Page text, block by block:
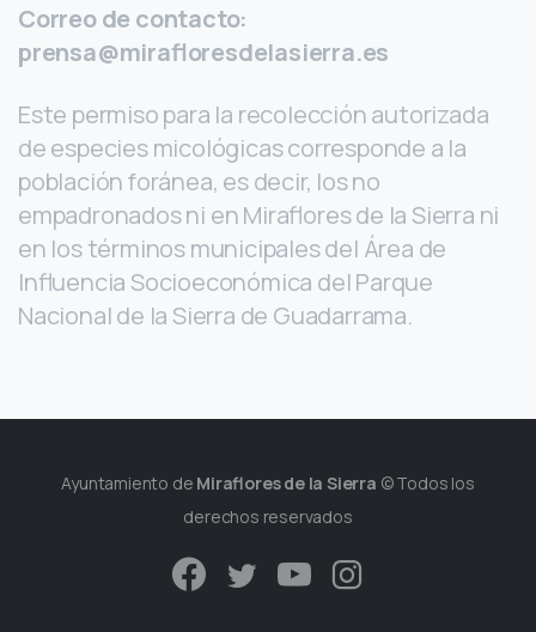
Correo de contacto:
prensa@mirafloresdelasierra.es
Este permiso para la recolección autorizada
de especies micológicas corresponde a la
población foránea, es decir, los no
empadronados ni en Miraflores de la Sierra ni
en los términos municipales del Área de
Influencia Socioeconómica del Parque
Nacional de la Sierra de Guadarrama.
Ayuntamiento de Miraflores de la Sierra © Todos los
derechos reservados